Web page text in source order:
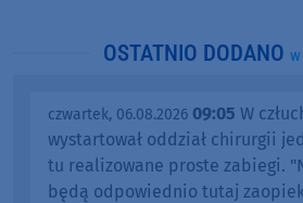
OSTATNIO DODANO w
czwartek, 06.08.2026 09:05 W
wystartował oddział chirurgii
tu realizowane proste zabiegi.
będą odpowiednio tutaj